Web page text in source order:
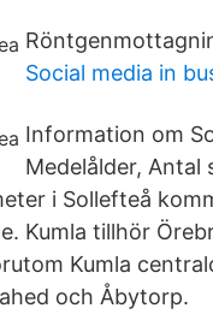
Social media in
Information om
Medelålder, Antal
i Sollefteå
Kumla tillhör
Kumla
och Åbytorp.